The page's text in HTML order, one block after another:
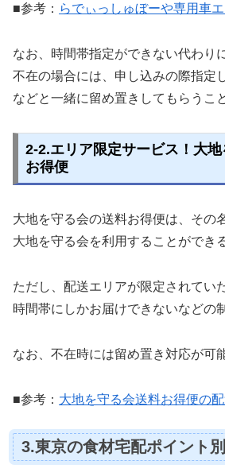
■参考： らでぃっしゅぼーや専用車
なお、時間帯指定ができない代わり
不在の場合には、申し込みの際指定
などと一緒に留め置きしてもらうこ
2-2.エリア限定サービス！大
お得便
大地を守る会の送料お得便は、その
大地を守る会を利用することができ
ただし、配送エリアが限定されてい
時間帯にしかお届けできないなどの
なお、不在時には留め置き対応が可
■参考： 大地を守る会送料お得便の
3.東京の食材宅配ポイント